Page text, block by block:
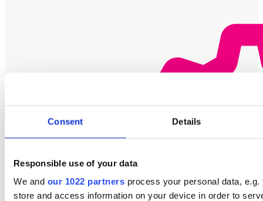
Consent Details
Responsible use of your data
We and our 1022 partners process your personal data,
store and access information on your device in order to